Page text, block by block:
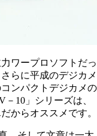
ワープロソフトだっ
らに平成のデジカメ
ンパクトデジカメの
10」シリーズは、
からオススメです。